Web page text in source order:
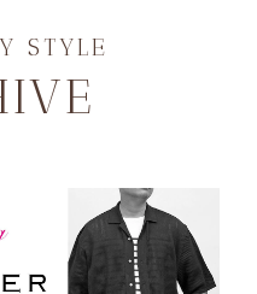
STYLE